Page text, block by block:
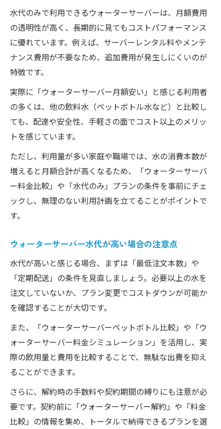
水代のみで利用できるウォーターサーバーは、月額費用
の透明性が高く、長期的に見てもコストパフォーマンス
に優れています。例えば、サーバーレンタル料やメンテ
ナンス費用が不要なため、追加費用が発生しにくいのが
特徴です。
実際に「ウォーターサーバー月額安い」と感じる利用者
の多くは、他の飲料水（ペットボトル水など）と比較し
ても、配達や安全性、手軽さの面でコスト以上のメリッ
トを感じています。
ただし、利用量が多い家庭や職場では、水の消費本数が
増えると月額合計が高くなるため、「ウォーターサーバ
ー料金比較」や「水代のみ」プランの条件を事前にチェ
ックし、無理のない利用計画を立てることがポイントで
す。
ウォーターサーバー水代が高い場合の注意点
水代が高いと感じる場合、まずは「最低注文本数」や
「定期配送」の条件を見直しましょう。必要以上の水を
注文していないか、プラン変更でコストダウンが可能か
を確認することが大切です。
また、「ウォーターサーバーペットボトル比較」や「ウ
ォーターサーバー料金シミュレーション」を活用し、実
際の飲用量と費用を比較することで、無駄な出費を抑え
ることができます。
さらに、解約時の手数料や契約期間の縛りにも注意が必
要です。契約前に「ウォーターサーバー解約」や「料金
比較」の情報を集め、トータルで納得できるプランを選